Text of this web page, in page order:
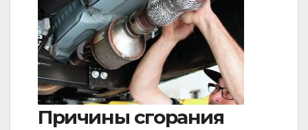
Причины сгорания